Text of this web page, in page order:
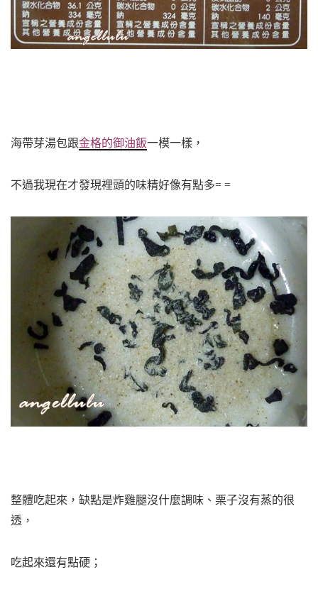
海帶芽湯包跟金格的御油飯一模一樣，
不過我現在才發現裡頭的味精好像有點多= =
整體吃起來，缺點是炸雞腿沒什麼調味、栗子沒有蒸的很
透，
吃起來還有點硬；